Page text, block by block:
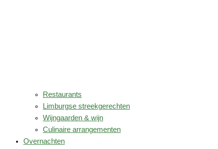
Restaurants
Limburgse streekgerechten
Wijngaarden & wijn
Culinaire arrangementen
Overnachten